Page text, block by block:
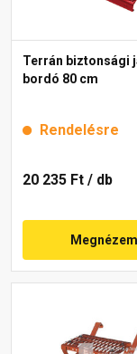
Terrán biztonsági
bordó 80 cm
Rendelésre
20 235 Ft / db
Megnézem